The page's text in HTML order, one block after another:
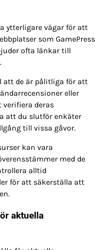
ytterligare vägar för att
som GamePress
ofta länkar till
att de är pålitliga för att
eller
verifiera deras
att du slutför enkäter
till vissa gåvor.
kan vara
med de
alltid
för att säkerställa att
aktuella